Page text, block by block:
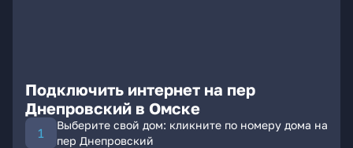
Подключить интернет на пер
Днепровский в Омске
Выберите свой дом: кликните по номеру дома на
пер Днепровский